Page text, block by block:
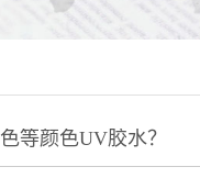
等颜色UV胶水？